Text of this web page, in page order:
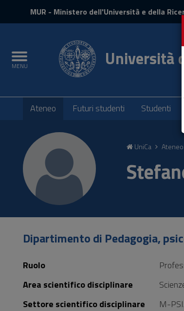
Contenuto
navigazione
MUR - Ministero dell'Università e della
Toggle
navigation
MENU Università
Submenu
Ateneo Futuri studenti Studenti
UniCa Ateneo
Dipartimento di Pedagogia,
Ruolo
Area scientifico disciplinare
Settore scientifico disciplinare
M-